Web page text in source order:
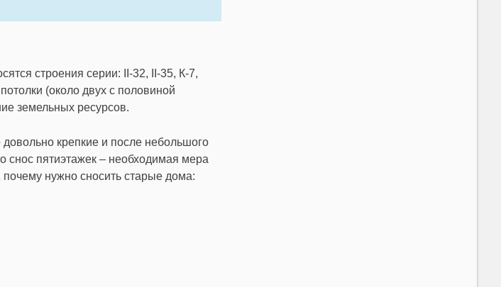
строения серии: II-32, II-35, К-7,
(около двух с половиной
земельных ресурсов.
крепкие и после небольшого
снос пятиэтажек – необходимая мера
нужно сносить старые дома: